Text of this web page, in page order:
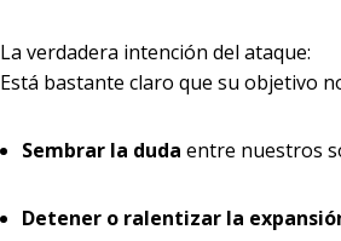
La verdadera intención del ataque:
Está bastante claro que su objetivo
Sembrar la duda entre nuestros
Detener o ralentizar la